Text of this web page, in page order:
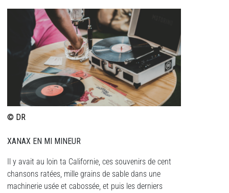
© DR
XANAX EN MI MINEUR
Il y avait au loin ta Californie, ces souvenirs de cent
chansons ratées, mille grains de sable dans une
machinerie usée et cabossée, et puis les derniers